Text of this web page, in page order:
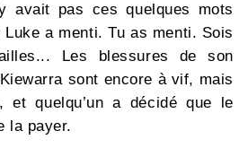
avait pas ces quelques mots
a menti. Tu as menti. Sois
Les blessures de son
sont encore à vif, mais
et quelqu’un a décidé que le
la payer.